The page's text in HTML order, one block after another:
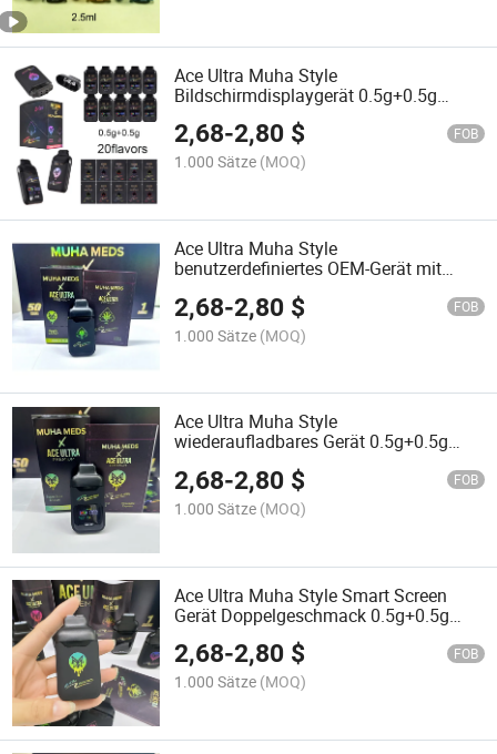
Ace Ultra Muha Style
Bildschirmdisplaygerät 0.5g+0.5g
Kompatibel mit Cookies Big Chief
Packman Whole Melt
2,68-2,80 $ FOB
1.000 Sätze (MOQ)
Ace Ultra Muha Style
benutzerdefiniertes OEM-Gerät mit
Cookies Packwoods Big Chief
Dabwoods Jungle Boys
2,68-2,80 $ FOB
1.000 Sätze (MOQ)
Ace Ultra Muha Style
wiederaufladbares Gerät 0.5g+0.5g
OEM kompatibel mit Cookies Big Chief
Whole Melt Packwoods
2,68-2,80 $ FOB
1.000 Sätze (MOQ)
Ace Ultra Muha Style Smart Screen
Gerät Doppelgeschmack 0.5g+0.5g
Kompatibel mit Cookies Jungle Boys
Packwoods
2,68-2,80 $ FOB
1.000 Sätze (MOQ)